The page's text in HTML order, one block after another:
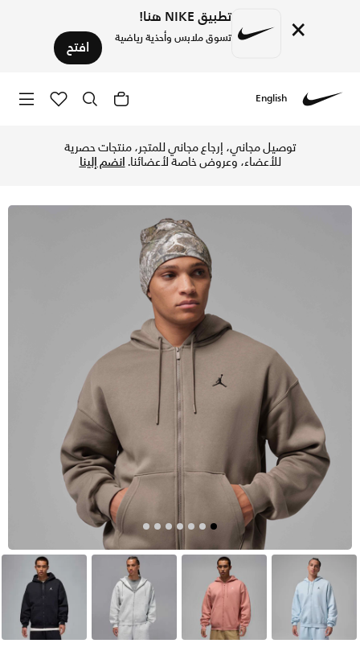
× تطبيق NIKE هنا!
تسوق ملابس وأحذية رياضية افتح
English
توصيل مجاني، إرجاع مجاني للمتجر، منتجات حصرية
للأعضاء، وعروض خاصة لأعضائنا.انضم إلينا
أزرق وردي رمادي أسود